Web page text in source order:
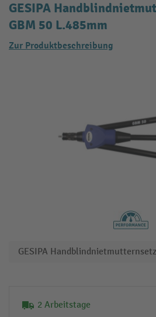
GESIPA
GBM 50 L.485mm
Zur Produktbeschreibung
2 Arbeitstage